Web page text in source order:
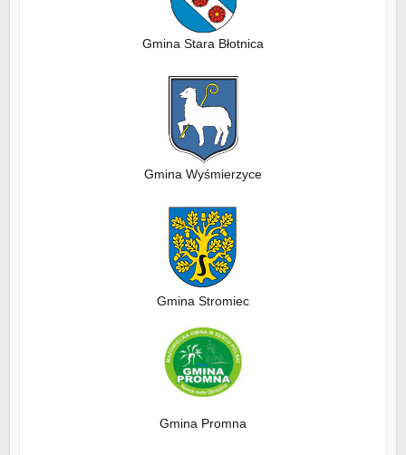
Gmina Stara Błotnica
Gmina Wyśmierzyce
Gmina Stromiec
Gmina Promna